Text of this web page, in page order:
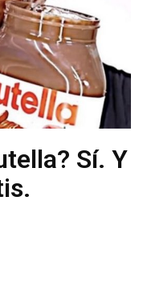
Sí. Y